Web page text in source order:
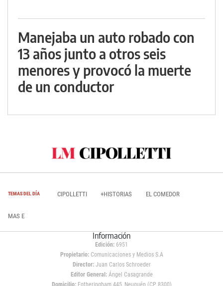
Manejaba un auto robado con
13 años junto a otros seis
menores y provocó la muerte
de un conductor
TEMAS DEL DÍA CIPOLLETTI +HISTORIAS EL COMEDOR
MAS E
Información
Edición: 6951
Propietario:Comunicaciones y Medios S.A
Director: Juan Carlos Schroeder
Editor General:Ángel Casagrande
Domicilio:Fotheringham 445, Neuquén (CP 8300)